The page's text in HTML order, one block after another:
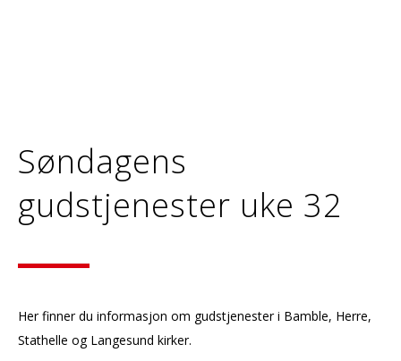
Søndagens
gudstjenester uke 32
Her finner du informasjon om gudstjenester i Bamble, Herre,
Stathelle og Langesund kirker.